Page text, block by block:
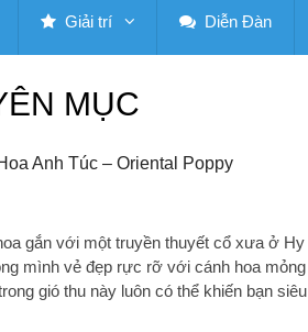
Giải trí Diễn Đàn
MỤC
Anh Túc – Oriental Poppy
gắn với một truyền thuyết cổ xưa ở Hy
mình vẻ đẹp rực rỡ với cánh hoa mỏng
gió thu này luôn có thể khiến bạn siêu